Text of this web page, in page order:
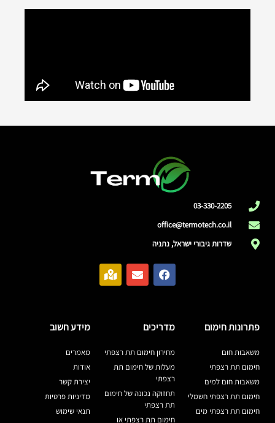
03-330-2205
office@termotech.co.il
שדרות גיבורי ישראל, נתניה
פתרונות חימום
משאבות חום
חימום תת רצפתי
משאבות חום למים
חימום תת רצפתי חשמלי
חימום תת רצפתי מים
מדריכים
מחירון חימום תת רצפתי
מעלות של חימום תת
רצפתי
תחזוקה נכונה של חימום
תת רצפתי
חימום תת רצפתי או
מידע חשוב
מאמרים
אודות
יצירת קשר
מדיניות פרטיות
תנאי שימוש